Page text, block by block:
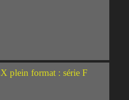
plein format : série F